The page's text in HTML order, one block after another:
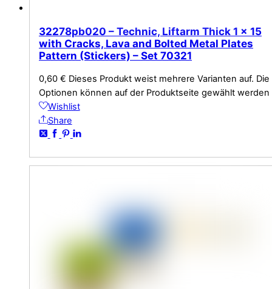
32278pb020 – Technic, Liftarm Thick 1 x 15
with Cracks, Lava and Bolted Metal Plates
Pattern (Stickers) – Set 70321
0,60 € Dieses Produkt weist mehrere Varianten auf. Die
Optionen können auf der Produktseite gewählt werden
Wishlist
Share